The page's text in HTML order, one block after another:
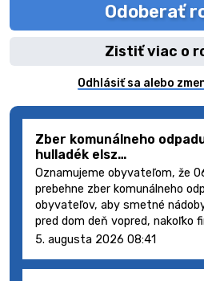
Odoberať
Zistiť viac o
Odhlásiť sa alebo
Zber komunálneho
hulladék elsz…
Oznamujeme obyvateľom, že
prebehne zber komunálneho
obyvateľov, aby smetné
pred dom deň vopred, nakoľko
5. augusta 2026 08:41